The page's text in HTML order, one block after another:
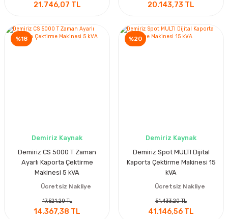
21.746,07 TL 20.143,73 TL
%18
Demiriz Kaynak
Demiriz CS 5000 T Zaman
Ayarlı Kaporta Çektirme
Makinesi 5 kVA
Ücretsiz Nakliye
17.521,20 TL
14.367,38 TL
%20
Demiriz Kaynak
Demiriz Spot MULTI Dijital
Kaporta Çektirme Makinesi 15
kVA
Ücretsiz Nakliye
51.433,20 TL
41.146,56 TL